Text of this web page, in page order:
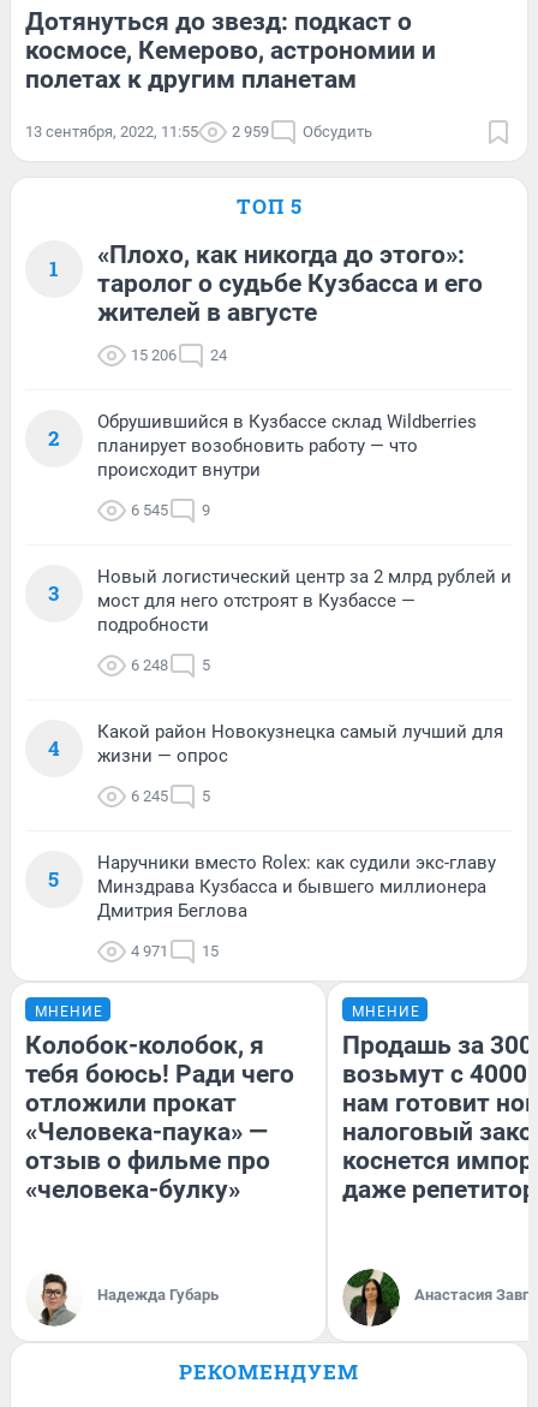
Дотянуться до звезд: подкаст о
космосе, Кемерово, астрономии и
полетах к другим планетам
13 сентября, 2022, 11:55 2 959 Обсудить
ТОП 5
1
«Плохо, как никогда до этого»:
таролог о судьбе Кузбасса и его
жителей в августе
15 206 24
2
Обрушившийся в Кузбассе склад Wildberries
планирует возобновить работу — что
происходит внутри
6 545 9
3
Новый логистический центр за 2 млрд рублей и
мост для него отстроят в Кузбассе —
подробности
6 248 5
4
Какой район Новокузнецка самый лучший для
жизни — опрос
6 245 5
5
Наручники вместо Rolex: как судили экс-главу
Минздрава Кузбасса и бывшего миллионера
Дмитрия Беглова
4 971 15
МНЕНИЕ
Колобок-колобок, я
тебя боюсь! Ради чего
отложили прокат
«Человека-паука» —
отзыв о фильме про
«человека-булку»
Надежда Губарь
МНЕНИЕ
Продашь за
возьмут с
нам готовит
налоговый
коснется
даже
Анастасия
РЕКОМЕНДУЕМ